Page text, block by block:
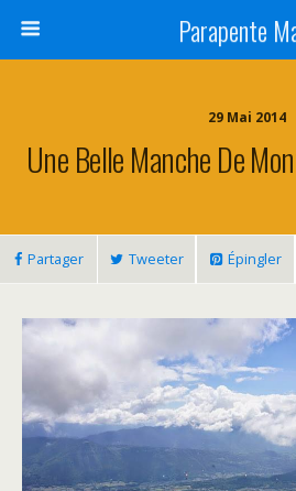
Parapente
29 Mai 2014
Une Belle Manche De
Partager Tweeter Épingler